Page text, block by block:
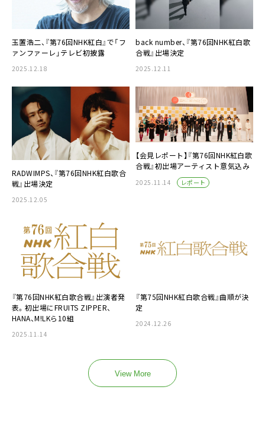
玉置浩二、『第76回NHK紅白』で「フ
ァンファーレ」テレビ初披露
2025.12.18
back number、『第76回NHK紅白歌
合戦』出場決定
2025.12.11
RADWIMPS、『第76回NHK紅白歌合
戦』出場決定
2025.12.05
【会見レポート】『第76回NHK紅白歌
合戦』初出場アーティスト意気込み
2025.11.14 レポート
『第76回NHK紅白歌合戦』出演者発
表。初出場にFRUITS ZIPPER、
HANA、M!LKら10組
2025.11.14
『第75回NHK紅白歌合戦』曲順が決
定
2024.12.26
View More